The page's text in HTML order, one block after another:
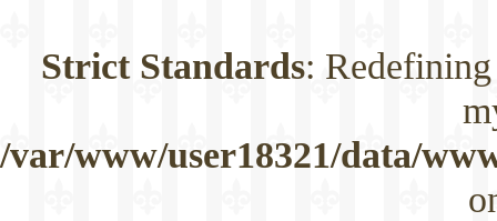
Strict Standards:
/var/www/user18321/data/